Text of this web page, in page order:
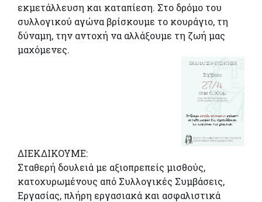
εκμετάλλευση και καταπίεση. Στο δρόμο του
συλλογικού αγώνα βρίσκουμε το κουράγιο, τη
δύναμη, την αντοχή να αλλάξουμε τη ζωή μας
μαχόμενες.
ΔΙΕΚΔΙΚΟΥΜΕ:
Σταθερή δουλειά με αξιοπρεπείς μισθούς,
κατοχυρωμένους από Συλλογικές Συμβάσεις,
Εργασίας, πλήρη εργασιακά και ασφαλιστικά